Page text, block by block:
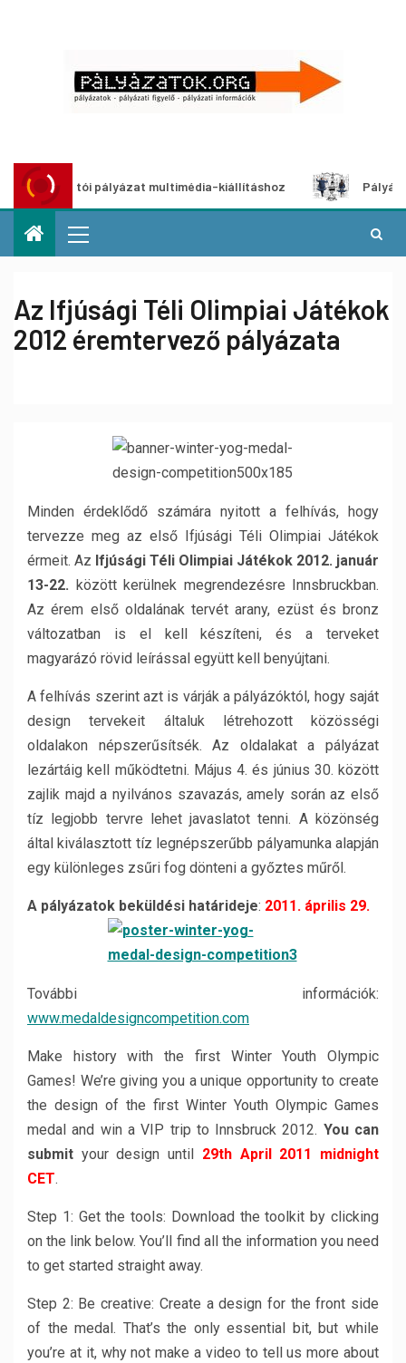
Alkotói pályázat multimédia-kiállításhoz Pályázat a
Az Ifjúsági Téli Olimpiai Játékok
2012 éremtervező pályázata
Minden érdeklődő számára nyitott a felhívás, hogy
tervezze meg az első Ifjúsági Téli Olimpiai Játékok
érmeit. Az Ifjúsági Téli Olimpiai Játékok 2012. január
13-22. között kerülnek megrendezésre Innsbruckban.
Az érem első oldalának tervét arany, ezüst és bronz
változatban is el kell készíteni, és a terveket
magyarázó rövid leírással együtt kell benyújtani.
A felhívás szerint azt is várják a pályázóktól, hogy saját
design tervekeit általuk létrehozott közösségi
oldalakon népszerűsítsék. Az oldalakat a pályázat
lezártáig kell működtetni. Május 4. és június 30. között
zajlik majd a nyilvános szavazás, amely során az első
tíz legjobb tervre lehet javaslatot tenni. A közönség
által kiválasztott tíz legnépszerűbb pályamunka alapján
egy különleges zsűri fog dönteni a győztes műről.
A pályázatok beküldési határideje: 2011. április 29.
További információk:
www.medaldesigncompetition.com
Make history with the first Winter Youth Olympic
Games! We’re giving you a unique opportunity to create
the design of the first Winter Youth Olympic Games
medal and win a VIP trip to Innsbruck 2012. You can
submit your design until 29th April 2011 midnight
CET.
Step 1: Get the tools: Download the toolkit by clicking
on the link below. You’ll find all the information you need
to get started straight away.
Step 2: Be creative: Create a design for the front side
of the medal. That’s the only essential bit, but while
you’re at it, why not make a video to tell us more about